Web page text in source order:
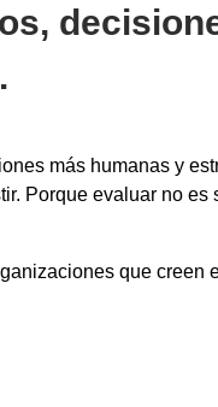
más humanas y
Porque evaluar no es
que creen